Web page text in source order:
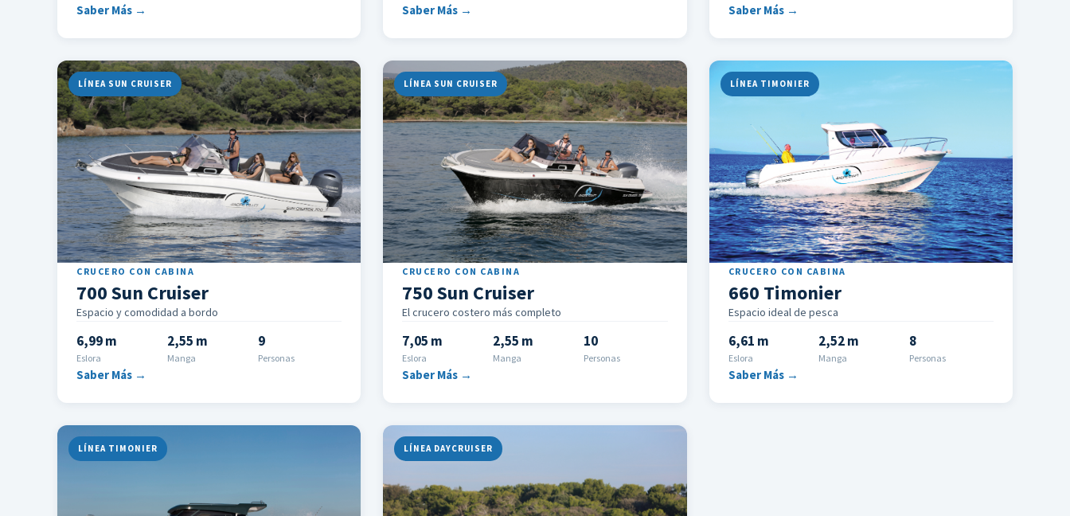
Saber Más → Saber Más → Saber Más →
LÍNEA SUN CRUISER
CRUCERO CON CABINA
700 Sun Cruiser
Espacio y comodidad a bordo
6,99 m
Eslora
2,55 m
Manga
9
Personas
Saber Más →
LÍNEA SUN CRUISER
CRUCERO CON CABINA
750 Sun Cruiser
El crucero costero más completo
7,05 m
Eslora
2,55 m
Manga
10
Personas
Saber Más →
LÍNEA TIMONIER
CRUCERO CON CABINA
660 Timonier
Espacio ideal de pesca
6,61 m
Eslora
2,52 m
Manga
8
Personas
Saber Más →
LÍNEA TIMONIER LÍNEA DAYCRUISER